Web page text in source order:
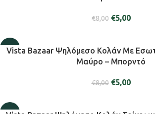
€8,00 €5,00
-38%
Vista Bazaar Ψηλόμεσο Κολάν Με
Μαύρο – Μπορντό
€8,00 €5,00
-38%